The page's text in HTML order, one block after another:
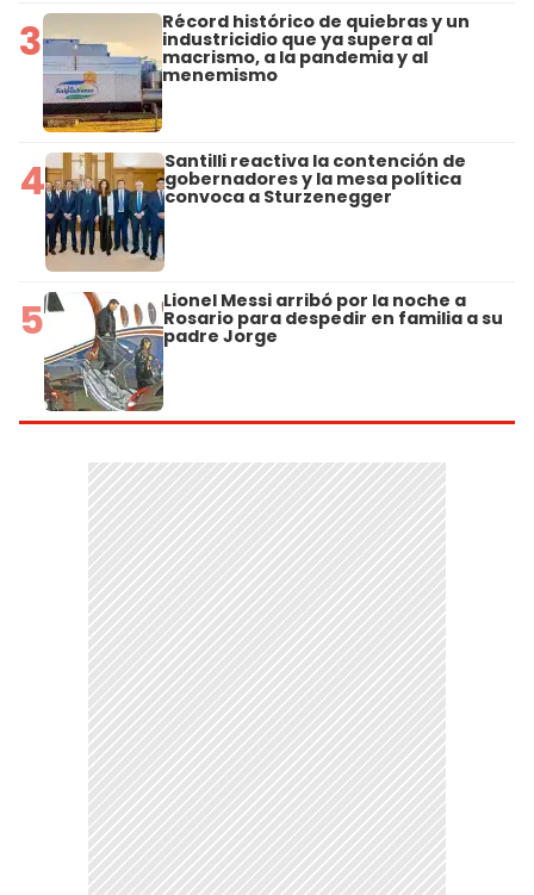
3 Récord histórico de quiebras y un
industricidio que ya supera al
macrismo, a la pandemia y al
menemismo
4 Santilli reactiva la contención de
gobernadores y la mesa política
convoca a Sturzenegger
5 Lionel Messi arribó por la noche a
Rosario para despedir en familia a su
padre Jorge